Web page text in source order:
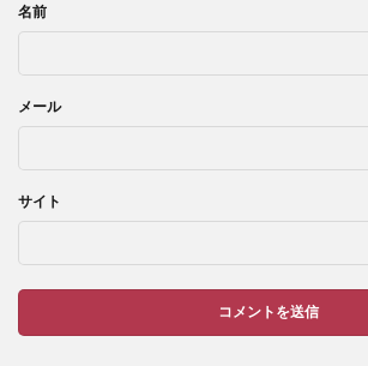
名前
メール
サイト